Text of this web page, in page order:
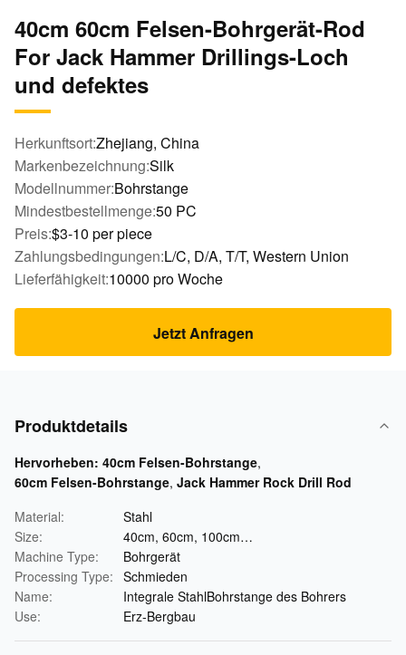
40cm 60cm Felsen-Bohrgerät-Rod
For Jack Hammer Drillings-Loch
und defektes
Herkunftsort:Zhejiang, China
Markenbezeichnung:Silk
Modellnummer:Bohrstange
Mindestbestellmenge:50 PC
Preis:$3-10 per piece
Zahlungsbedingungen:L/C, D/A, T/T, Western Union
Lieferfähigkeit:10000 pro Woche
Jetzt Anfragen
Produktdetails
Hervorheben: 40cm Felsen-Bohrstange,
60cm Felsen-Bohrstange, Jack Hammer Rock Drill Rod
Material:
Stahl
Size:
40cm, 60cm, 100cm…
Machine Type:
Bohrgerät
Processing Type: Schmieden
Name:
Integrale StahlBohrstange des Bohrers
Use:
Erz-Bergbau